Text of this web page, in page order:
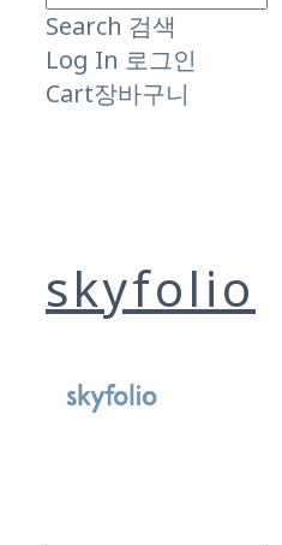
Search 검색
Log In 로그인
Cart장바구니
skyfolio